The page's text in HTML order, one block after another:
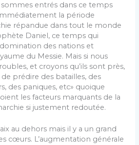
sommes entrés dans ce temps
la période
répandue dans tout le monde
Daniel, ce temps qui
des nations et
du Messie. Mais si nous
et croyons qu’ils sont près,
de prédire des batailles, des
des paniques, etc» quoique
les facteurs mar­quants de la
si justement redoutée.
au dehors mais il y a un grand
cœurs. L’augmentation générale